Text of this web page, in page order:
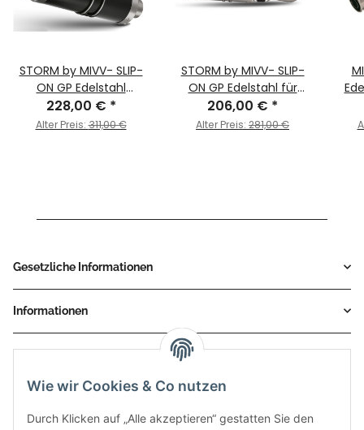
Wie wir Cookies & Co nutzen
Durch Klicken auf „Alle akzeptieren“ gestatten Sie den
STORM by MIVV- SLIP-
ON GP Edelstahl
Schwarz für SUZUKI
GSX-R 1000 Bj. 2003 >
228,00 € *
Alter Preis:311,00 €
STORM by MIVV- SLIP-
ON GP Edelstahl für
SUZUKI GSX-R 1000 Bj.
2003 > 2004
206,00 € *
Alter Preis: 281,00 €
Gesetzliche Informationen
Informationen